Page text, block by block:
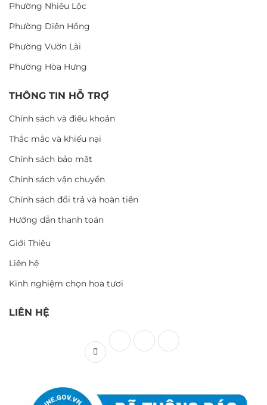
Phường Nhiêu Lộc
Phường Diên Hồng
Phường Vườn Lài
Phường Hòa Hưng
THÔNG TIN HỖ TRỢ
Chính sách và điều khoản
Thắc mắc và khiếu nại
Chính sách bảo mật
Chính sách vận chuyển
Chính sách đổi trả và hoàn tiền
Hướng dẫn thanh toán
Giới Thiệu
Liên hệ
Kinh nghiệm chọn hoa tươi
LIÊN HỆ